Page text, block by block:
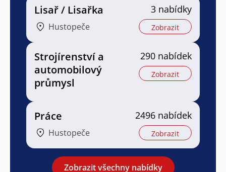
Lisař / Lisařka
Hustopeče
3 nabídky
Zobrazit
Strojírenství a
automobilový
průmysl
290 nabídek
Zobrazit
Práce
Hustopeče
2496 nabídek
Zobrazit
Zobrazit všechny nabídky